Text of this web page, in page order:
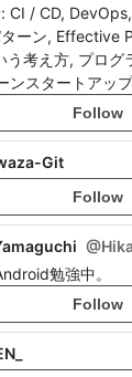
CI / CD,
ーン, Effective
う考え方, プログ
ンスタートアッ
Follow
Git
Follow
@
勉強中。
Follow